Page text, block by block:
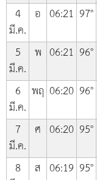
4
มี.ค.
อ 06:21 97°
5
มี.ค.
พ 06:21 96°
6
มี.ค.
พฤ 06:20 96°
7
มี.ค.
ศ 06:20 95°
8
ส 06:19 95°